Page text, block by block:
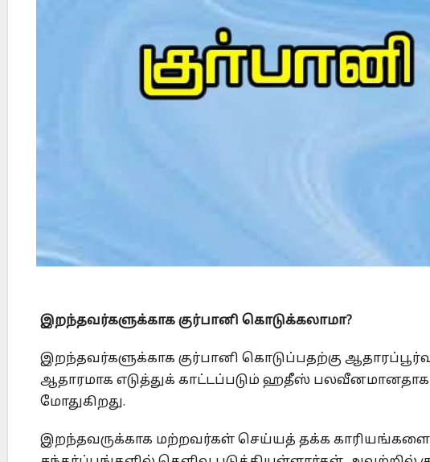
இறந்தவர்களுக்காக குர்பானி கொடுக்கலாமா?
இறந்தவர்களுக்காக குர்பானி கொடுப்பதற்கு
ஆதாரமாக எடுத்துக் காட்டப்படும் ஹதீஸ்
மோதுகிறது.
இறந்தவருக்காக மற்றவர்கள் செய்யத் தக்க
Did Jesus Resurrect on Sunday or Monday?